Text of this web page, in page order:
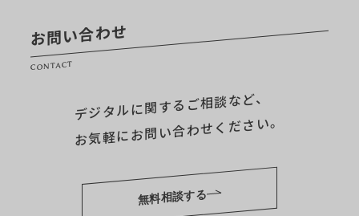
お問い合わせ
CONTACT
デジタルに関するご相談など、
お気軽にお問い合わせください。
無料相談する